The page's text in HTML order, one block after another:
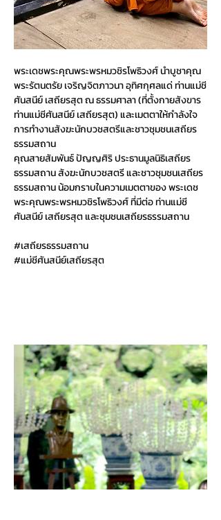
พระเดชพระคุณพระพรหมวชิรโพธิวงศ์ นำบูชาคุณ
พระรัตนตรัย เจริญจิตภาวนา อุทิศกุศลแด่ ท่านแม่ชี
ศันสนีย์ เสถียรสุต ณ ธรรมศาลา (ที่ตั้งกายสังขาร
ท่านแม่ชีศันสนีย์ เสถียรสุต) และเมตตาให้กำลังใจ
การทำงานสังฆะนักบวชสตรีและชาวชุมชนเสถียร
ธรรมสถาน
คุณสายสัมพันธ์ ปัญญศิริ ประธานมูลนิธิเสถียร
ธรรมสถาน สังฆะนักบวชสตรี และชาวชุมชนเสถียร
ธรรมสถาน น้อมกราบในความเมตตาของ พระเดช
พระคุณพระพรหมวชิรโพธิวงศ์ ที่มีต่อ ท่านแม่ชี
ศันสนีย์ เสถียรสุต และชุมชนเสถียรธรรมสถาน
#เสถียรธรรมสถาน
#แม่ชีศันสนีย์เสถียรสุต